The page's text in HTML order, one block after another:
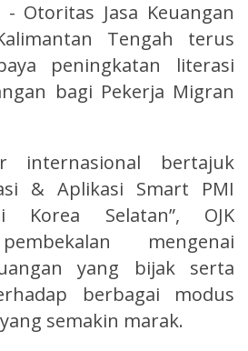
- Otoritas Jasa Keuangan
Tengah terus
peningkatan literasi
bagi Pekerja Migran
internasional bertajuk
& Aplikasi Smart PMI
Selatan”, OJK
mengenai
yang bijak serta
berbagai modus
semakin marak.